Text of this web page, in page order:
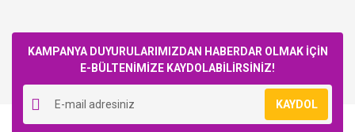
KAMPANYA DUYURULARIMIZDAN HABERDAR OLMAK İÇİN
E-BÜLTENİMİZE KAYDOLABİLİRSİNİZ!
KAYDOL